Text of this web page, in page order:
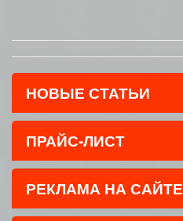
НОВЫЕ СТАТЬИ
ПРАЙС-ЛИСТ
РЕКЛАМА НА САЙТЕ